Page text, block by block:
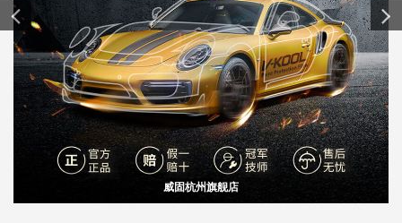
威固杭州旗舰店